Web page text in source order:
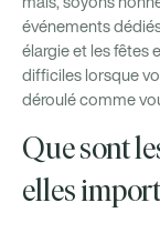
événements
élargie et les fêtes
difficiles lorsque
déroulé comme
Que sont
elles